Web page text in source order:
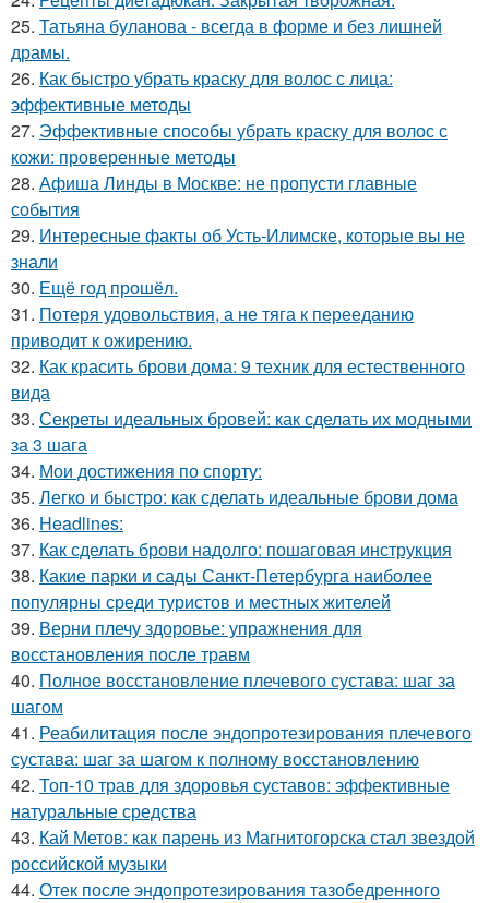
25. Татьяна буланова - всегда в форме и без лишней
драмы.
26. Как быстро убрать краску для волос с лица:
эффективные методы
27. Эффективные способы убрать краску для волос с
кожи: проверенные методы
28. Афиша Линды в Москве: не пропусти главные
события
29. Интересные факты об Усть-Илимске, которые вы не
знали
30. Ещё год прошёл.
31. Потеря удовольствия, а не тяга к перееданию
приводит к ожирению.
32. Как красить брови дома: 9 техник для естественного
вида
33. Секреты идеальных бровей: как сделать их модными
за 3 шага
34. Мои достижения по спорту:
35. Легко и быстро: как сделать идеальные брови дома
36. Headlines:
37. Как сделать брови надолго: пошаговая инструкция
38. Какие парки и сады Санкт-Петербурга наиболее
популярны среди туристов и местных жителей
39. Верни плечу здоровье: упражнения для
восстановления после травм
40. Полное восстановление плечевого сустава: шаг за
шагом
41. Реабилитация после эндопротезирования плечевого
сустава: шаг за шагом к полному восстановлению
42. Топ-10 трав для здоровья суставов: эффективные
натуральные средства
43. Кай Метов: как парень из Магнитогорска стал звездой
российской музыки
44. Отек после эндопротезирования тазобедренного